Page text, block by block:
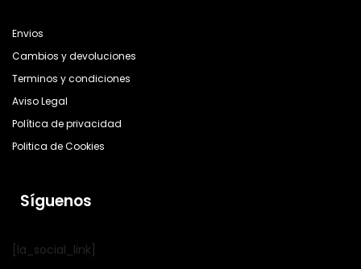
Envios
Cambios y devoluciones
Terminos y condiciones
Aviso Legal
Política de privacidad
Politica de Cookies
Síguenos
[la_social_link]